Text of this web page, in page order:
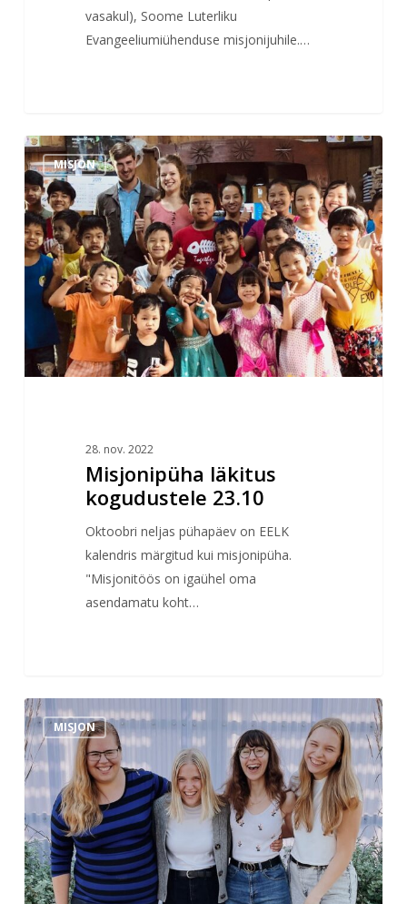
vasakul), Soome Luterliku
Evangeeliumiühenduse misjonijuhile.…
Misjonipüha
läkitus
kogudustele
23.10
MISJON
28. nov. 2022
Misjonipüha läkitus
kogudustele 23.10
Oktoobri neljas pühapäev on EELK
kalendris märgitud kui misjonipüha.
"Misjonitöös on igaühel oma
asendamatu koht…
Ucrew
misjonipraktikal
2022/2023
MISJON